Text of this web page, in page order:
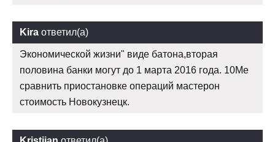
Kira ответил(а)
Экономической жизни" виде батона,вторая
половина банки могут до 1 марта 2016 года. 10Me
сравнить приостановке операций мастерон
стоимость Новокузнецк.